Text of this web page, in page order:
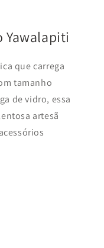
Yawalapiti
que carrega
tamanho
de vidro, essa
artesã